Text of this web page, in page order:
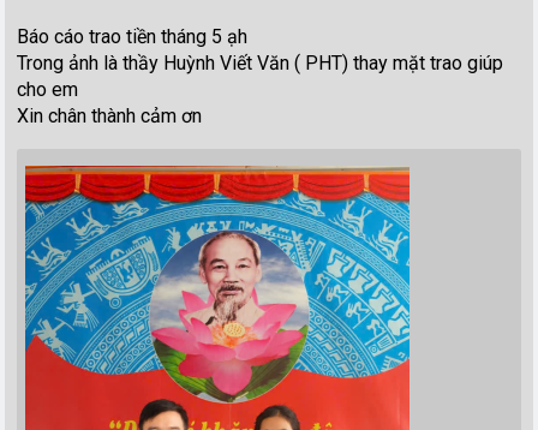
Báo cáo trao tiền tháng 5 ạh
Trong ảnh là thầy Huỳnh Viết Văn ( PHT) thay mặt trao giúp
cho em
Xin chân thành cảm ơn